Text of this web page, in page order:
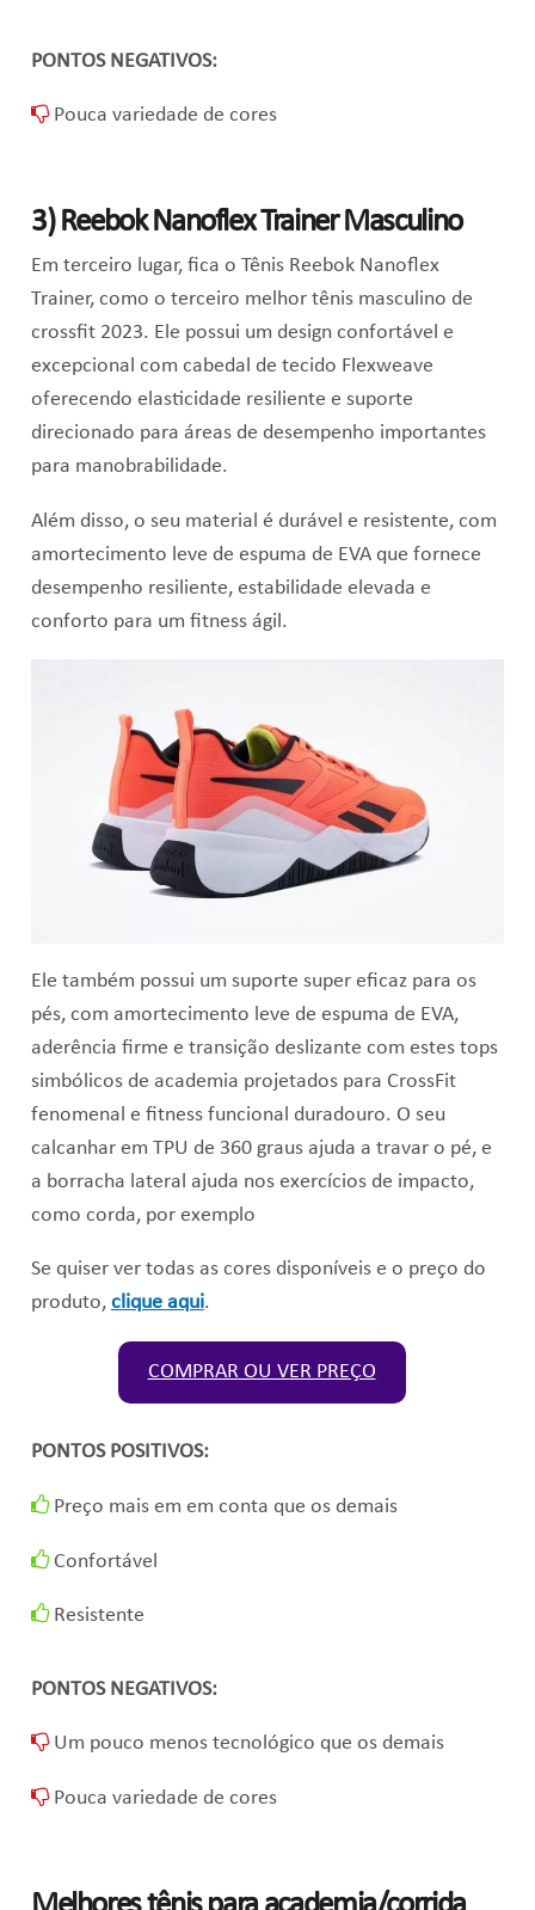
PONTOS NEGATIVOS:
Pouca variedade de cores
3) Reebok Nanoflex Trainer Masculino
Em terceiro lugar, fica o Tênis Reebok Nanoflex
Trainer, como o terceiro melhor tênis masculino de
crossfit 2023. Ele possui um design confortável e
excepcional com cabedal de tecido Flexweave
oferecendo elasticidade resiliente e suporte
direcionado para áreas de desempenho importantes
para manobrabilidade.
Além disso, o seu material é durável e resistente, com
amortecimento leve de espuma de EVA que fornece
desempenho resiliente, estabilidade elevada e
conforto para um fitness ágil.
Ele também possui um suporte super eficaz para os
pés, com amortecimento leve de espuma de EVA,
aderência firme e transição deslizante com estes tops
simbólicos de academia projetados para CrossFit
fenomenal e fitness funcional duradouro. O seu
calcanhar em TPU de 360 graus ajuda a travar o pé, e
a borracha lateral ajuda nos exercícios de impacto,
como corda, por exemplo
Se quiser ver todas as cores disponíveis e o preço do
produto, clique aqui.
COMPRAR OU VER PREÇO
PONTOS POSITIVOS:
Preço mais em em conta que os demais
Confortável
Resistente
PONTOS NEGATIVOS:
Um pouco menos tecnológico que os demais
Pouca variedade de cores